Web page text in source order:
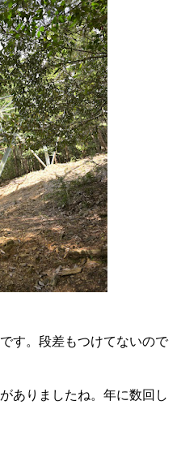
す。段差もつけてないので
ありましたね。年に数回し